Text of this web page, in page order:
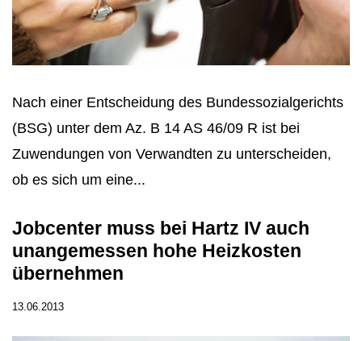
Nach einer Entscheidung des Bundessozialgerichts
(BSG) unter dem Az. B 14 AS 46/09 R ist bei
Zuwendungen von Verwandten zu unterscheiden,
ob es sich um eine...
Jobcenter muss bei Hartz IV auch
unangemessen hohe Heizkosten
übernehmen
13.06.2013